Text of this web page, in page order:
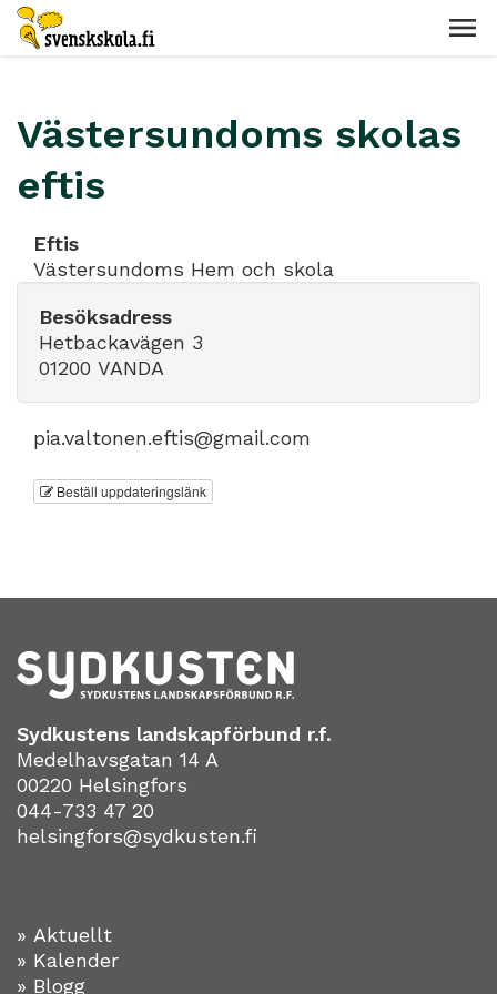
Västersundoms skolas
eftis
Eftis
Västersundoms Hem och skola
Besöksadress
Hetbackavägen 3
01200 VANDA
pia.valtonen.eftis@gmail.com
Beställ uppdateringslänk
Sydkustens landskapförbund r.f.
Medelhavsgatan 14 A
00220 Helsingfors
044-733 47 20
helsingfors@sydkusten.fi
» Aktuellt
» Kalender
» Blogg